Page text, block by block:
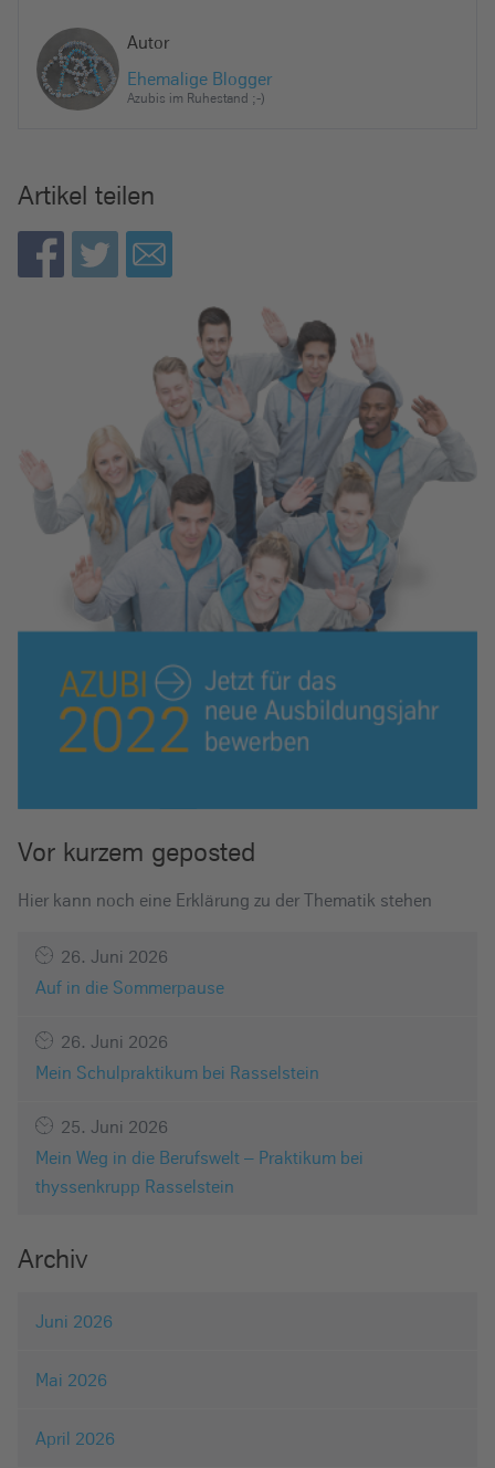
Autor
Ehemalige Blogger
Azubis im Ruhestand ;-)
Artikel teilen
Vor kurzem geposted
Hier kann noch eine Erklärung zu der Thematik stehen
26. Juni 2026
Auf in die Sommerpause
26. Juni 2026
Mein Schulpraktikum bei Rasselstein
25. Juni 2026
Mein Weg in die Berufswelt – Praktikum bei
thyssenkrupp Rasselstein
Archiv
Juni 2026
Mai 2026
April 2026